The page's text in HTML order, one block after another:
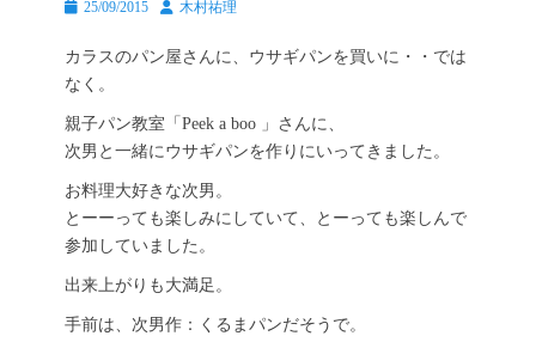
投
日
25/09/2015
投
者
木村祐理
カラスのパン屋さんに、ウサギパンを買いに・・では
なく。
親子パン教室「Peek a boo 」さんに、
次男と一緒にウサギパンを作りにいってきました。
お料理大好きな次男。
とーーっても楽しみにしていて、とーっても楽しんで
参加していました。
出来上がりも大満足。
手前は、次男作：くるまパンだそうで。